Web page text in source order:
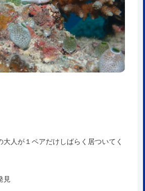
大人が１ペアだけしばらく居ついてく
見